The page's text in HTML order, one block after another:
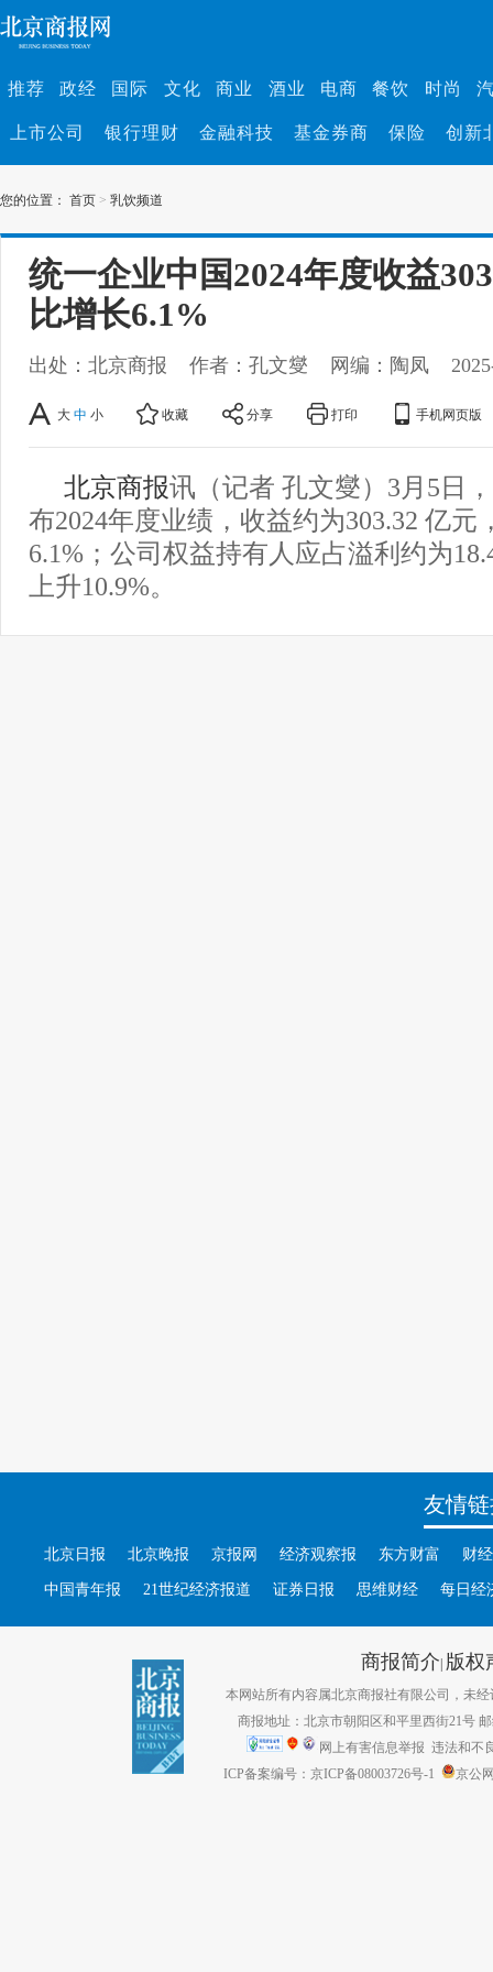
推荐 政经 国际 文化 商业 酒业 电商 餐饮 时尚
上市公司 银行理财 金融科技 基金券商 保险 创新
您的位置： 首页 > 乳饮频道
统一企业中国2024年度收益
比增长6.1%
出处：北京商报 作者：孔文燮 网编：陶凤
大 中 小 收藏 分享 打印 手机网页版
北京商报讯（记者 孔文燮）3月5日
布2024年度业绩，收益约为303.32 亿元
6.1%；公司权益持有人应占溢利约为
上升10.9%。
友情
北京日报 北京晚报 京报网 经济观察报 东方财富 财
中国青年报 21世纪经济报道 证券日报 思维财经 每日经
商报简介| 版权
本网站所有内容属北京商报社有限公司，未经
商报地址：北京市朝阳区和平里西街21号
网上有害信息举报 违法和不
ICP备案编号：京ICP备08003726号-1
京公